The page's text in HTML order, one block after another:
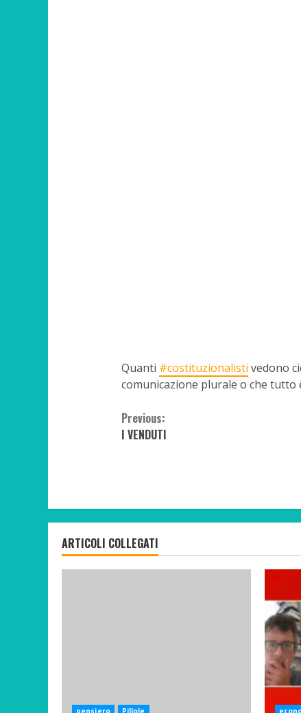
Quanti #costituzionalisti vedono
comunicazione plurale o che
Continue
Reading
Previous:
I VENDUTI
ARTICOLI COLLEGATI
pensiero Pillole